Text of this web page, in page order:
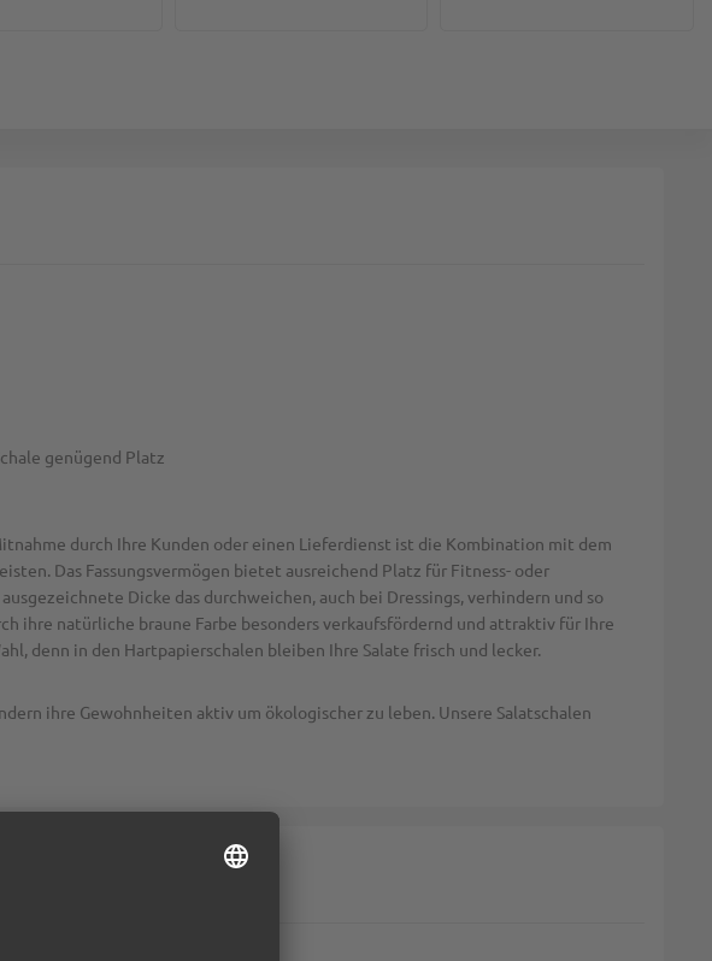
genügend Platz
durch Ihre Kunden oder einen Lieferdienst ist die Kombination mit dem
Das Fassungsvermögen bietet ausreichend Platz für Fitness- oder
Dicke das durchweichen, auch bei Dressings, verhindern und so
ihre natürliche braune Farbe besonders verkaufsfördernd und attraktiv für Ihre
denn in den Hartpapierschalen bleiben Ihre Salate frisch und lecker.
ihre Gewohnheiten aktiv um ökologischer zu leben. Unsere Salatschalen